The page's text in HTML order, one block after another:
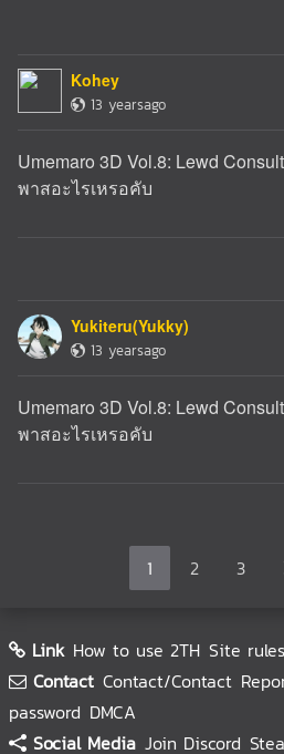
Kohey
13 yearsago
Umemaro 3D Vol.8: Lewd
พาสอะไรเหรอคับ
Yukiteru(Yukky)
13 yearsago
Umemaro 3D Vol.8: Lewd
พาสอะไรเหรอคับ
1 2 3
Link How to use 2TH Site rules
Contact Contact/Contact
password DMCA
Social Media Join Discord